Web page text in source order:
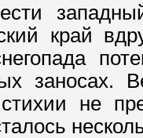
край
заносах.
не